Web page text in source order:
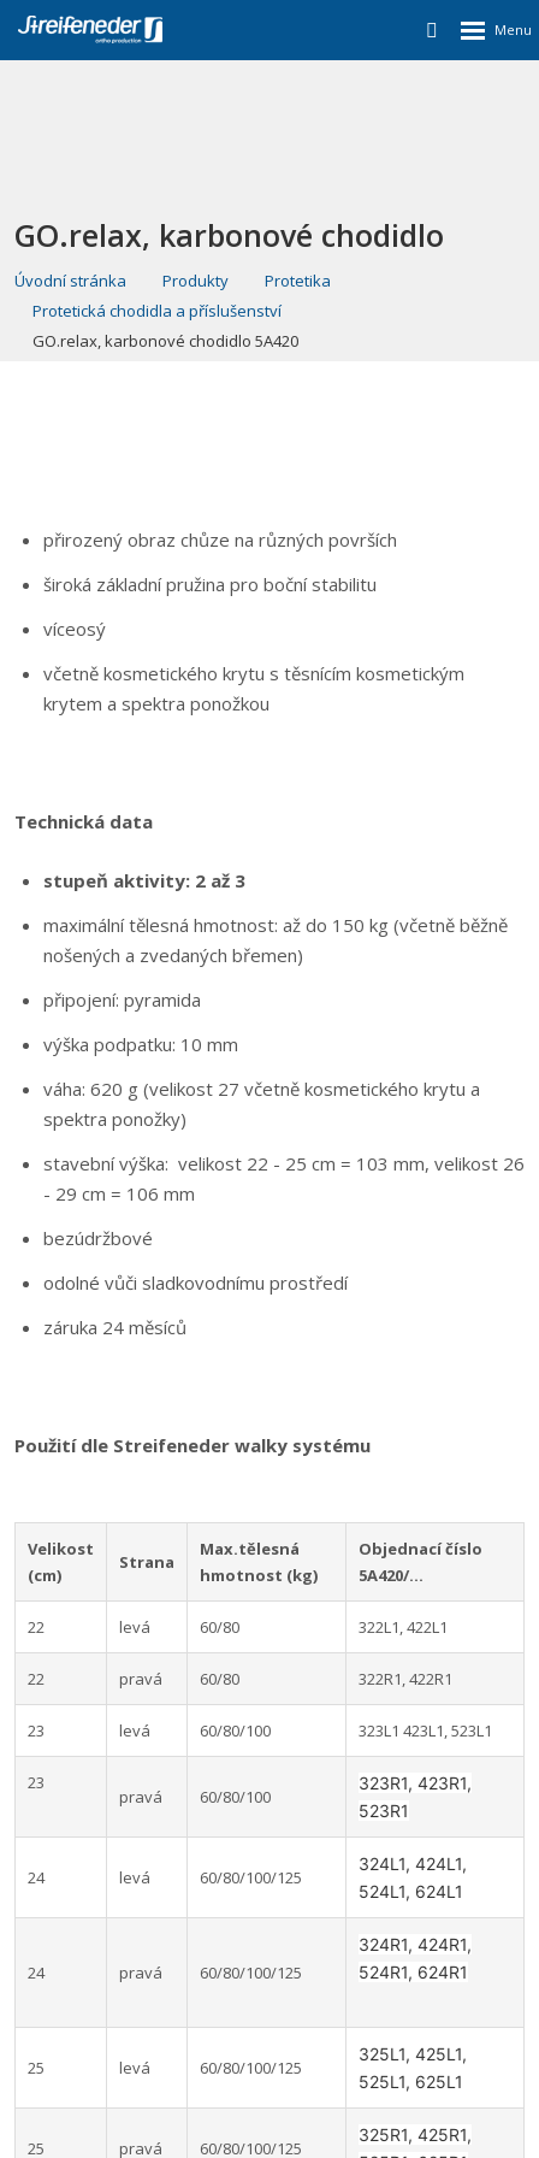
GO.relax, karbonové chodidlo
5A420
Úvodní stránka Produkty
Protetika
Protetická chodidla a příslušenství
GO.relax, karbonové chodidlo 5A420
přirozený obraz chůze na různých površích
široká základní pružina pro boční stabilitu
víceosý
včetně kosmetického krytu s těsnícím kosmetickým
krytem a spektra ponožkou
Technická data
stupeň aktivity: 2 až 3
maximální tělesná hmotnost: až do 150 kg (včetně běžně
nošených a zvedaných břemen)
připojení: pyramida
výška podpatku: 10 mm
váha: 620 g (velikost 27 včetně kosmetického krytu a
spektra ponožky)
stavební výška: velikost 22 - 25 cm = 103 mm, velikost 26
- 29 cm = 106 mm
bezúdržbové
odolné vůči sladkovodnímu prostředí
záruka 24 měsíců
Použití dle Streifeneder walky systému
Velikost
(cm)
Strana
Max.tělesná
hmotnost (kg)
Objednací číslo
5A420/...
22 levá 60/80 322L1, 422L1
22 pravá 60/80 322R1, 422R1
23 levá 60/80/100 323L1 423L1, 523L1
23
pravá 60/80/100
323R1, 423R1,
523R1
24 levá 60/80/100/125
324L1, 424L1,
524L1, 624L1
24 pravá 60/80/100/125
324R1, 424R1,
524R1, 624R1
25 levá 60/80/100/125
325L1, 425L1,
525L1, 625L1
25 pravá 60/80/100/125
325R1, 425R1,